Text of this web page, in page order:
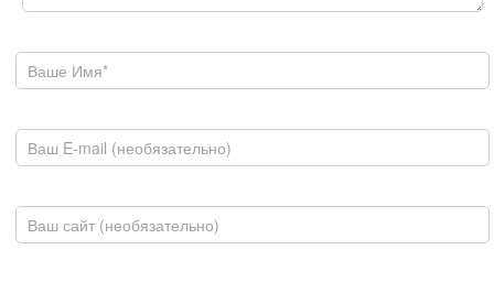
Ваше имя
E-mail
Домашняя страница